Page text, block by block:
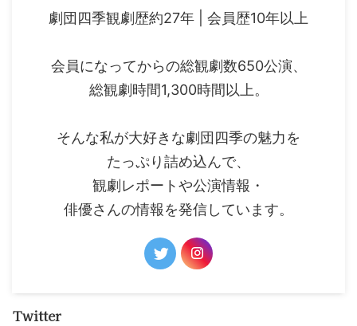
劇団四季観劇歴約27年 | 会員歴10年以上
会員になってからの総観劇数650公演、
総観劇時間1,300時間以上。
そんな私が大好きな劇団四季の魅力を
たっぷり詰め込んで、
観劇レポートや公演情報・
俳優さんの情報を発信しています。
Twitter